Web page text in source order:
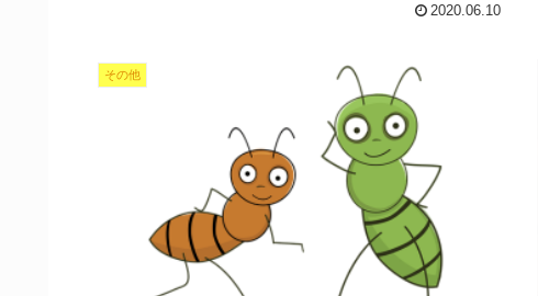
2020.06.10
その他